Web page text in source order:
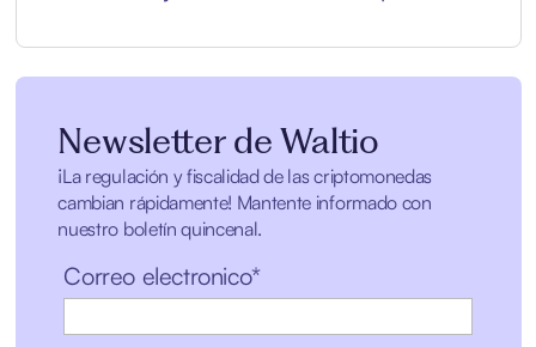
Newsletter de Waltio
¡La regulación y fiscalidad de las criptomonedas
cambian rápidamente! Mantente informado con
nuestro boletín quincenal.
Correo electronico*